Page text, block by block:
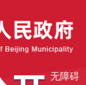
无障碍